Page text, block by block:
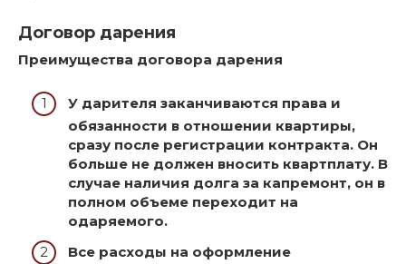
Договор дарения
Преимущества договора дарения
У дарителя заканчиваются права и
обязанности в отношении квартиры,
сразу после регистрации контракта. Он
больше не должен вносить квартплату. В
случае наличия долга за капремонт, он в
полном объеме переходит на
одаряемого.
Все расходы на оформление